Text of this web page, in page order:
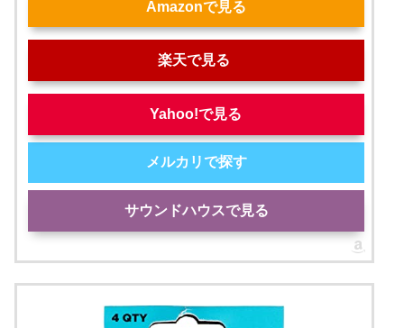
Amazonで見る
楽天で見る
Yahoo!で見る
メルカリで探す
サウンドハウスで見る